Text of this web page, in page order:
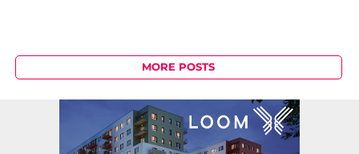
MORE POSTS